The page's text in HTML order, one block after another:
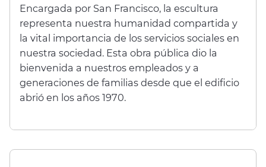
Encargada por San Francisco, la escultura
representa nuestra humanidad compartida y
la vital importancia de los servicios sociales en
nuestra sociedad. Esta obra pública dio la
bienvenida a nuestros empleados y a
generaciones de familias desde que el edificio
abrió en los años 1970.​​